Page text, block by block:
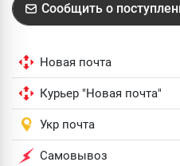
Сообщить о
Новая почта
Курьер "Новая почта"
Укр почта
Самовывоз